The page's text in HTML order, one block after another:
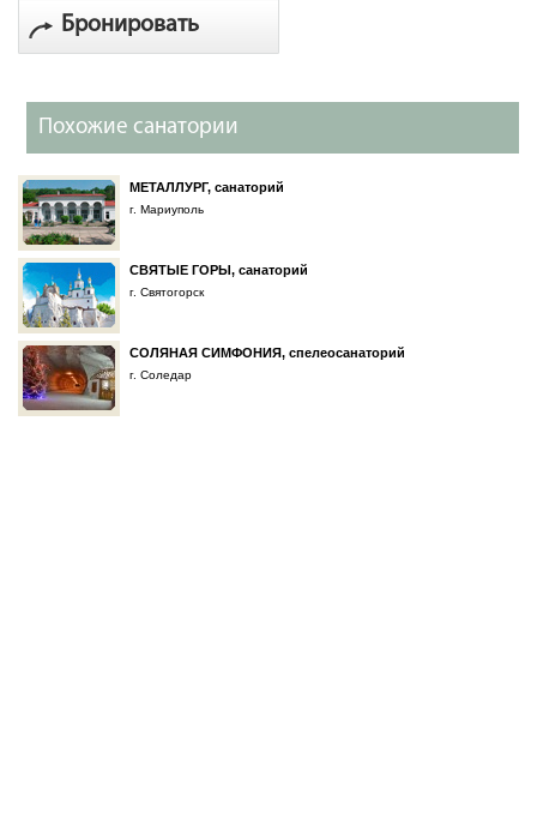
Бронировать
Похожие санатории
МЕТАЛЛУРГ, санаторий
г. Мариуполь
СВЯТЫЕ ГОРЫ, санаторий
г. Святогорск
СОЛЯНАЯ СИМФОНИЯ, спелеосанаторий
г. Соледар